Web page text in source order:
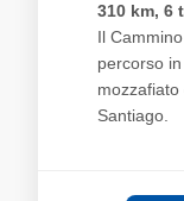
310 km, 6
Il
percorso
Santiago.